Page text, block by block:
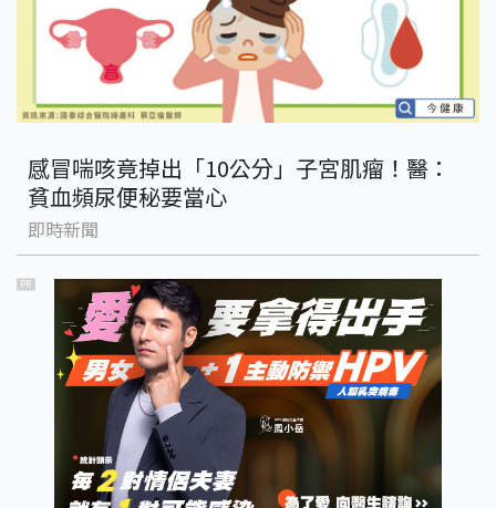
感冒喘咳竟掉出「10公分」子宮肌瘤！醫：
貧血頻尿便秘要當心
即時新聞
PR